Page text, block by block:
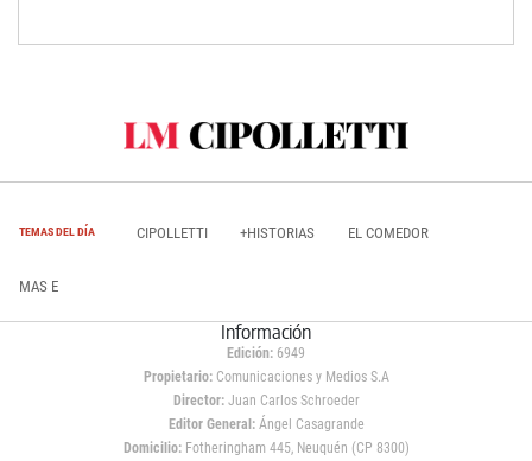
TEMAS DEL DÍA CIPOLLETTI +HISTORIAS EL COMEDOR
MAS E
Información
Edición: 6949
Propietario:Comunicaciones y Medios S.A
Director: Juan Carlos Schroeder
Editor General:Ángel Casagrande
Domicilio:Fotheringham 445, Neuquén (CP 8300)